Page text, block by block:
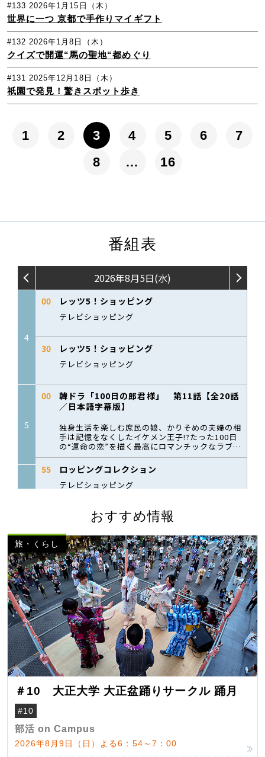
#133 2026年1月15日（木）
世界に一つ 京都で手作りマイギフト
#132 2026年1月8日（木）
クイズで開運“馬の聖地“都めぐり
#131 2025年12月18日（木）
祇園で発見！驚きスポット歩き
1 2 3 4 5 6
7
8
… 16
番組表
おすすめ情報
旅・くらし
＃10 大正大学 大正盆踊りサークル 踊月
#10
部活 on Campus
2026年8月9日（日）よる6：54～7：00